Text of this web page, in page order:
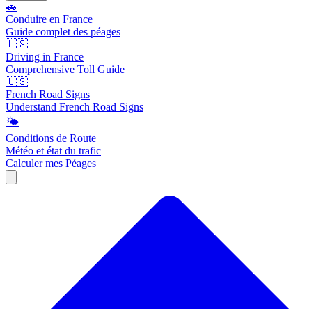
🚗
Conduire en France
Guide complet des péages
🇺🇸
Driving in France
Comprehensive Toll Guide
🇺🇸
French Road Signs
Understand French Road Signs
🌤️
Conditions de Route
Météo et état du trafic
Calculer mes Péages